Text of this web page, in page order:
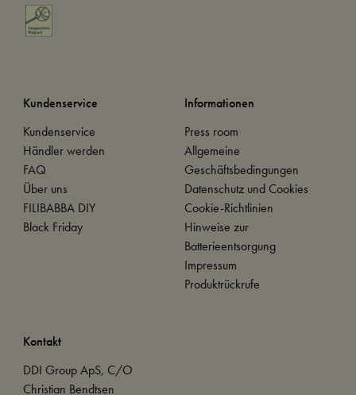
Kundenservice
Kundenservice
Händler werden
FAQ
Über uns
FILIBABBA DIY
Black Friday
Informationen
Press room
Allgemeine
Geschäftsbedingungen
Datenschutz und Cookies
Cookie-Richtlinien
Hinweise zur
Batterieentsorgung
Impressum
Produktrückrufe
Kontakt
DDI Group ApS, C/O
Christian Bendtsen